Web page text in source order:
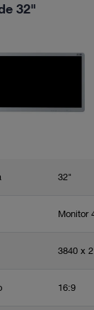
32"
32"
Monitor
3840 x
16:9